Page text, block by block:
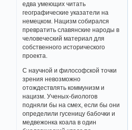
едва умеющих читать
географические указатели на
немецком. Нацизм собирался
превратить славянские народы в
человеческий материал для
собственного исторического
проекта.
С научной и философской точки
зрения невозможно
отождествлять коммунизм и
нацизм. Ученых-биологов
подняли бы на смех, если бы они
определили гусеницу бабочки и
медвежонка коала в один